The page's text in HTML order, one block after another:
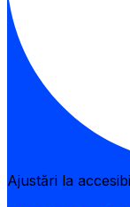
Ajustări la